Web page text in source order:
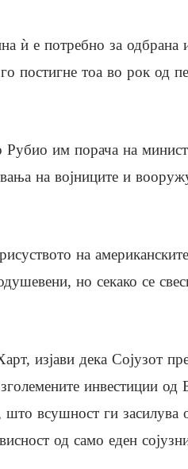
ѝ е потребно за одбрана
постигне тоа во рок од
им порача на
на војниците и
на
но секако се
изјави дека Сојузот
инвестиции
всушност ги засилува
од само еден